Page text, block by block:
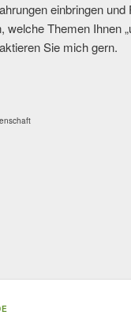
einbringen
welche Themen Ihnen
Sie mich gern.